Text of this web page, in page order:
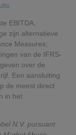
EBITDA,
zijn alternatieve
Measures;
van de IFRS-
over de
Een aansluiting
de meest direct
in het
N.V. pursuant